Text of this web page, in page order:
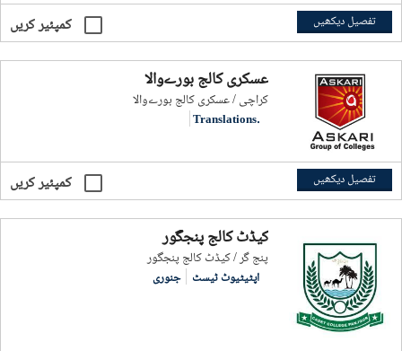
کمپئیر کریں تفصیل دیکھیں
عسکری کالج بورےوالا
کراچی / عسکری کالج بورےوالا
Translations.
کمپئیر کریں تفصیل دیکھیں
کیڈٹ کالج پنجگور
پنج گر / کیڈٹ کالج پنجگور
اپٹیٹیوٹ ٹیسٹ جنوری